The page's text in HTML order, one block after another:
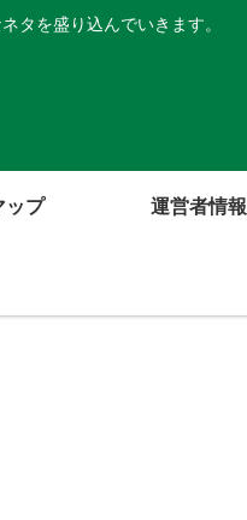
タを盛り込んでいきます。
ップ 運営者情報